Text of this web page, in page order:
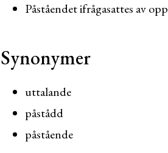
Påståendet ifrågasattes av
Synonymer
uttalande
påstådd
påstående